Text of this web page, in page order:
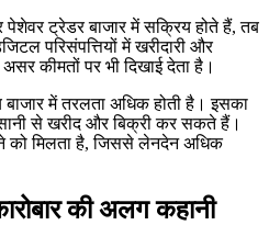
ट्रेडर बाजार में सक्रिय होते हैं, तब
परिसंपत्तियों में खरीदारी और
कीमतों पर भी दिखाई देता है।
में तरलता अधिक होती है। इसका
से खरीद और बिक्री कर सकते हैं।
को मिलता है, जिससे लेनदेन अधिक
की अलग कहानी